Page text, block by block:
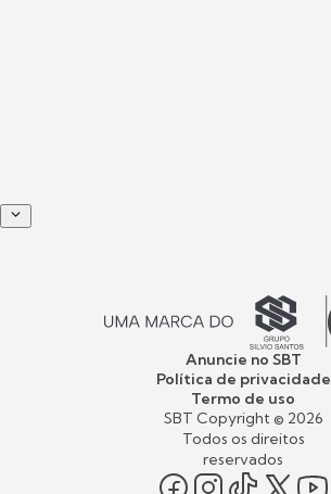
Anuncie no SBT
Política de privacidade
Termo de uso
SBT Copyright © 2026
Todos os direitos
reservados